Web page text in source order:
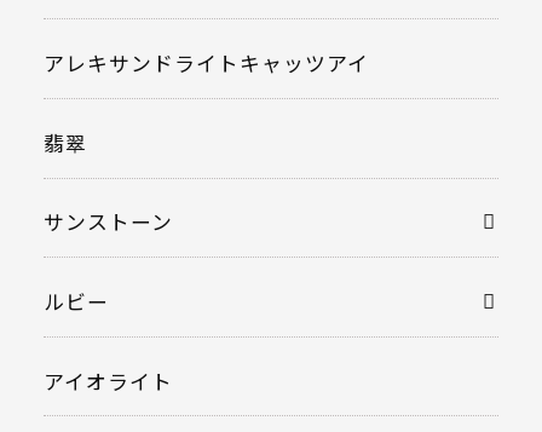
アレキサンドライトキャッツアイ
翡翠
サンストーン
ルビー
アイオライト